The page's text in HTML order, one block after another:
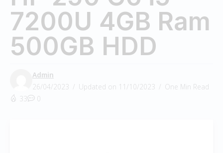
7200U 4GB Ram
500GB HDD
Admin
26/04/2023
Updated on 11/10/2023
One Min Read
33
0